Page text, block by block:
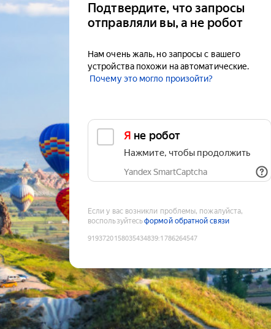
Подтвердите, что запросы
отправляли вы, а не робот
Нам очень жаль, но запросы с вашего
устройства похожи на автоматические.
Почему это могло произойти?
Я не робот
Нажмите, чтобы продолжить
Yandex SmartCaptcha
Если у вас возникли проблемы, пожалуйста,
воспользуйтесьформой обратной связи
9193720158035434839:1786264547